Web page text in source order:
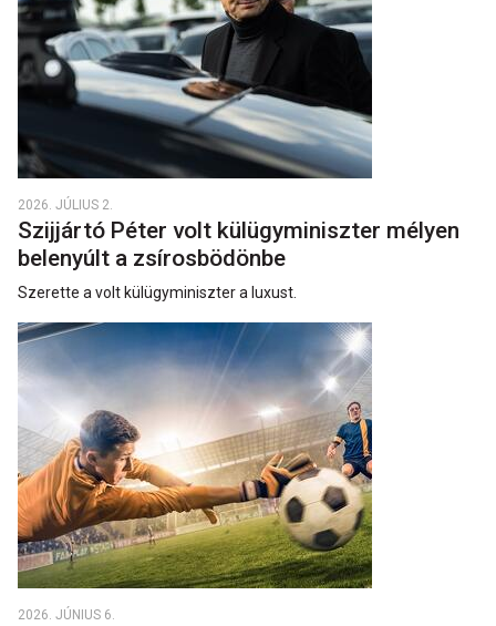
2026. JÚLIUS 2.
Szijjártó Péter volt külügyminiszter mélyen
belenyúlt a zsírosbödönbe
Szerette a volt külügyminiszter a luxust.
2026. JÚNIUS 6.